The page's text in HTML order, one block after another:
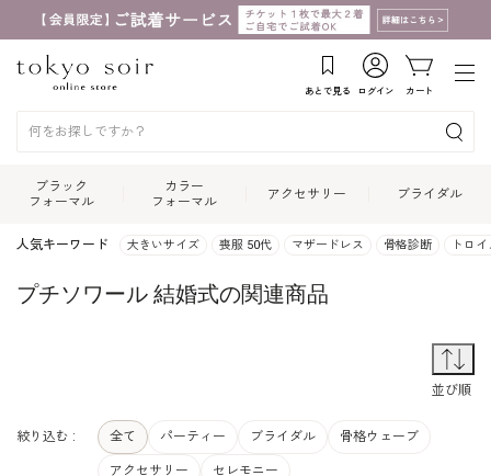
あとで見る ログイン カート
ブラック
フォーマル
カラー
フォーマル
アクセサリー ブライダル
人気キーワード 大きいサイズ 喪服 50代 マザードレス 骨格診断 トロ
プチソワール 結婚式の関連商品
並び順
絞り込む : 全て パーティー ブライダル 骨格ウェーブ
アクセサリー セレモニー